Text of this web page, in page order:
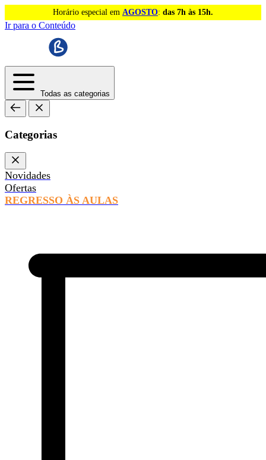
Horário especial em AGOSTO: das 7h às 15h.
Ir para o Conteúdo
Todas as categorias
Categorias
Novidades
Ofertas
REGRESSO ÀS AULAS